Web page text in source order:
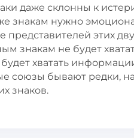
даже склонны к
знакам нужно
этих
знакам не будет
хватать
союзы бывают редки,
знаков.